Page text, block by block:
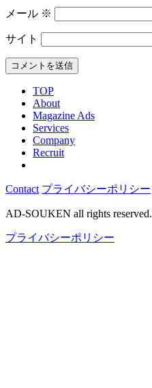
メール ※
サイト
TOP
About
Magazine Ads
Services
Company
Recruit
Contact プライバシーポリシー
AD-SOUKEN all rights reserved.
プライバシーポリシー